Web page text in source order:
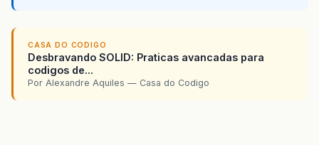
CASA DO CODIGO
Desbravando SOLID: Praticas avancadas para
codigos de...
Por Alexandre Aquiles — Casa do Codigo